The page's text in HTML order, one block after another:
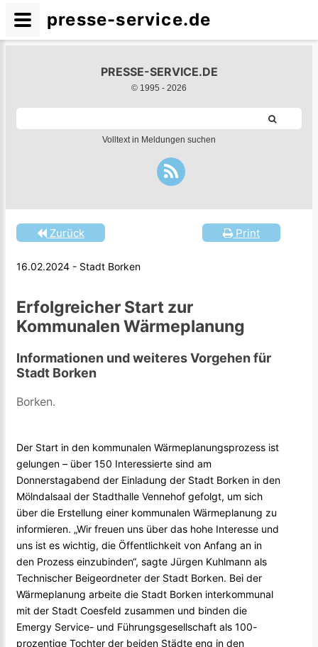
PRESSE-SERVICE.DE
© 1995 - 2026
Volltext in Meldungen suchen
Print
Zurück
16.02.2024 - Stadt Borken
Erfolgreicher Start zur
Kommunalen Wärmeplanung
Informationen und weiteres Vorgehen für
Stadt Borken
Borken.
Der Start in den kommunalen Wärmeplanungsprozess ist
gelungen – über 150 Interessierte sind am
Donnerstagabend der Einladung der Stadt Borken in den
Mölndalsaal der Stadthalle Vennehof gefolgt, um sich
über die Erstellung einer kommunalen Wärmeplanung zu
informieren. „Wir freuen uns über das hohe Interesse und
uns ist es wichtig, die Öffentlichkeit von Anfang an in
den Prozess einzubinden“, sagte Jürgen Kuhlmann als
Technischer Beigeordneter der Stadt Borken. Bei der
Wärmeplanung arbeite die Stadt Borken interkommunal
mit der Stadt Coesfeld zusammen und binden die
Emergy Service- und Führungsgesellschaft als 100-
prozentige Tochter der beiden Städte eng in den
presse-service.de